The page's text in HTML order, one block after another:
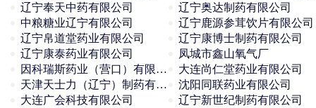
辽宁奉天中药有限公司
辽宁奥达制药有限公司
中粮糖业辽宁有限公司
辽宁鹿源参茸饮片有限公司
辽宁帛道堂药业有限公司
辽宁康博士制药有限公司
辽宁康泰药业有限公司
凤城市鑫山氧气厂
因科瑞斯药业（营口）有限公司
大连尚仁堂药业有限公司
天津天士力（辽宁）制药有限责任公司
沈阳同联药业有限公司
大连广会科技有限公司
辽宁新世纪制药有限公司